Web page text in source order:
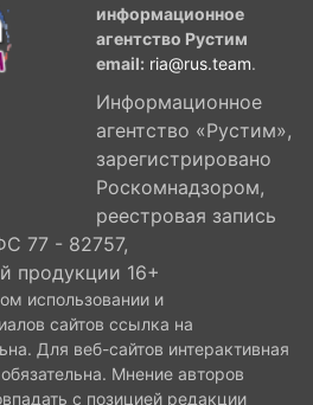
информационное
агентство Рустим
email: ria@rus.team.
Информационное
агентство «Рустим»,
зарегистрировано
Роскомнадзором,
реестровая запись
77 - 82757,
продукции 16+
использовании и
сайтов ссылка на
Для веб-сайтов интерактивная
обязательна. Мнение авторов
с позицией редакции